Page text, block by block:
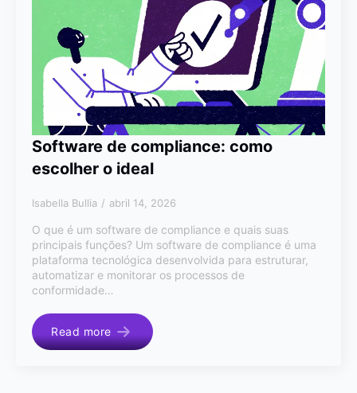
Software de compliance: como
escolher o ideal
Isabella Bullia abril 14, 2026
O que é um software de compliance e quais suas
principais funções? Um software de compliance é uma
plataforma tecnológica desenvolvida para estruturar,
automatizar e monitorar os processos de
conformidade…
Read more